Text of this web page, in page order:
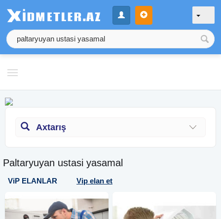
Axtarış
Paltaryuyan ustasi yasamal
ViP ELANLAR Vip elan et